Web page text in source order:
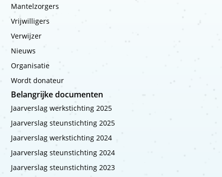
Mantelzorgers
Vrijwilligers
Verwijzer
Nieuws
Organisatie
Wordt donateur
Belangrijke documenten
Jaarverslag werkstichting 2025
Jaarverslag steunstichting 2025
Jaarverslag werkstichting 2024
Jaarverslag steunstichting 2024
Jaarverslag steunstichting 2023